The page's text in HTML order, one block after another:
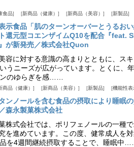
食品 新商品（健康） 新商品（美容） 新製品
示食品「肌のターンオーバーとうるお
還元型コエンザイムQ10を配合『feat.
が新発売／株式会社Quon
容に対する意識の高まりとともに、ス
うニーズが広がっています。とくに、
のゆらぎを感……
商品（健康） 新商品（美容） 新製品 機能性
ンノールを含む食品の摂取により睡眠
森永製菓株式会社
株式会社では、ポリフェノールの一種
を進めています。この度、健常成人を
を4週間継続摂取することで、睡眠中……